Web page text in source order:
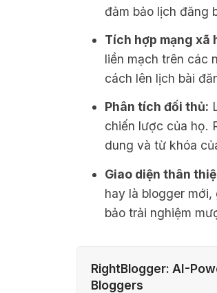
đảm bảo lịch đăng
Tích hợp mạng xã
liền mạch trên các
cách lên lịch bài
Phân tích đối thủ:
chiến lược của họ.
dung và từ khóa
Giao diện thân
hay là blogger
bảo trải nghiệm
RightBlogger: AI-
Bloggers